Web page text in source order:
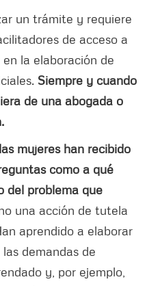
un trámite y requiere
de acceso a
la elaboración de
Siempre y cuando
de una abogada o
mujeres han recibido
como a qué
del problema que
una acción de tutela
aprendido a elaborar
demandas de
y, por ejemplo,